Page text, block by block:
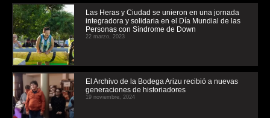
Las Heras y Ciudad se unieron en una jornada
integradora y solidaria en el Día Mundial de las
Personas con Síndrome de Down
22 marzo, 2023
El Archivo de la Bodega Arizu recibió a nuevas
generaciones de historiadores
19 noviembre, 2024